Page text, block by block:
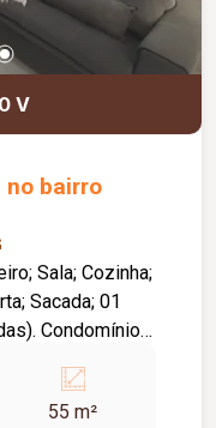
V
no bairro
Sacada; 01
55 m²